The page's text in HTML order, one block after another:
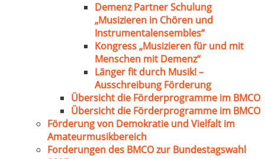
Demenz Partner Schulung
„Musizieren in Chören und
Instrumentalensembles“
Kongress „Musizieren für und mit
Menschen mit Demenz“
Länger fit durch Musik! –
Ausschreibung Förderung
Übersicht die Förderprogramme im BMCO
Übersicht die Förderprogramme im BMCO
Förderung von Demokratie und Vielfalt im
Amateurmusikbereich
Forderungen des BMCO zur Bundestagswahl